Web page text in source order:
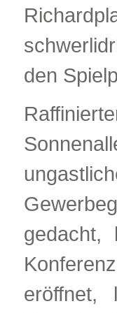
den
gedacht,